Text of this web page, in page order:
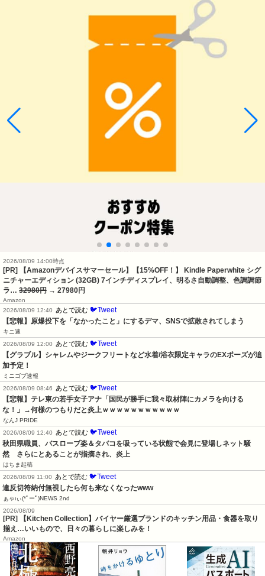
2026/08/09 14:00時点
[PR] 【Amazonデバイスサマーセール】【15%OFF！】 Kindle Paperwhite シグ
ニチャーエディション (32GB) 7インチディスプレイ、明るさ自動調整、色調調節
ラ… 32980円 → 27980円
Amazon
2026/08/09 12:40
あとで読む 🐦Tweet
【悲報】原爆投下を「なかったこと」にするデマ、SNSで拡散されてしまう
キニ速
2026/08/09 12:00
あとで読む 🐦Tweet
【グラブル】シャレムやジークフリートなど水着/浴衣限定キャラのEXポーズが追
加予定！
ミニゴブ速報
2026/08/09 08:46
あとで読む 🐦Tweet
【悲報】テレ東の若手女子アナ「国民が勝手に我々取材陣にカメラを向ける
な！」→何様のつもりだと炎上ｗｗｗｗｗｗｗｗｗｗｗ
なんJ PRIDE
2026/08/09 12:40
あとで読む 🐦Tweet
秋田県職員、バスローブ姿＆タバコを吸っている状態で会見に登場しネット騒
然　さらにとあることが指摘され、炎上
はちま起稿
2026/08/09 11:00
あとで読む 🐦Tweet
違反切符納付無視したら何も来なくなったwww
ぁゃιぃ(*ﾟーﾟ)NEWS 2nd
2026/08/09
[PR] 【Kitchen Collection】バイヤー厳選ブランドのキッチン用品・食器を取り
揃え…いいもので、日々の暮らしに楽しみを！
Amazon